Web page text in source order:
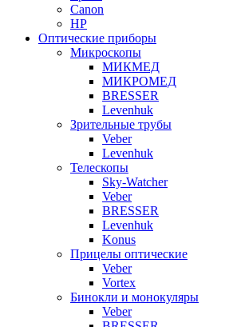
Canon
HP
Оптические приборы
Микроскопы
МИКМЕД
МИКРОМЕД
BRESSER
Levenhuk
Зрительные трубы
Veber
Levenhuk
Телескопы
Sky-Watcher
Veber
BRESSER
Levenhuk
Konus
Прицелы оптические
Veber
Vortex
Бинокли и монокуляры
Veber